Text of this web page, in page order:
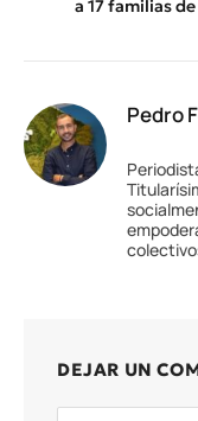
a 17 familias
Pedro
DEJAR UN